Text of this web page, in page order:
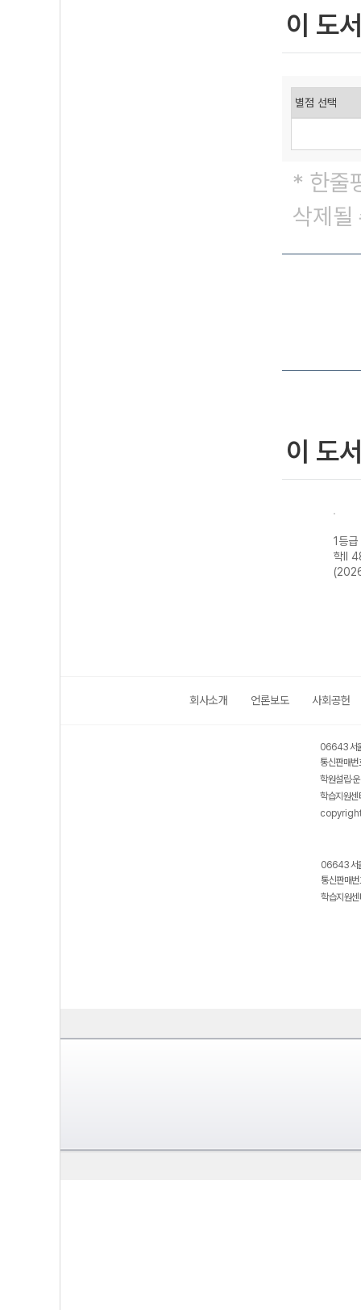
이 도
* 한줄
삭제될
이 도
1등급
학II
회사소개 언론보도 사회공헌
06643 서
통신판매
학원설립·
학습지원
06643 서
통신판매
학습지원